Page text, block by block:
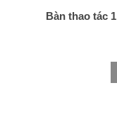
Bàn thao tác